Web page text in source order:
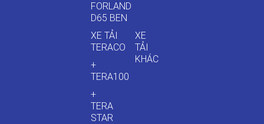
FORLAND
D65 BEN
XE TẢI
TERACO
+
TERA100
+
TERA
STAR
XE
TẢI
KHÁC